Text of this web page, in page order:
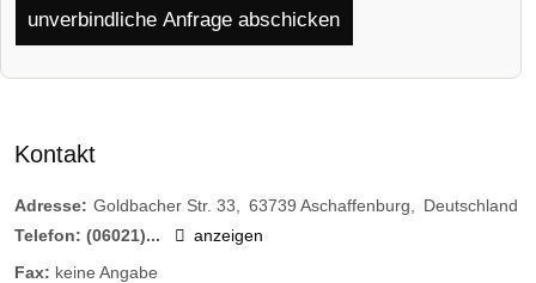
unverbindliche Anfrage abschicken
Kontakt
Adresse: Goldbacher Str. 33 63739 Aschaffenburg
Deutschland
Telefon: (06021)...
anzeigen
Fax: keine Angabe